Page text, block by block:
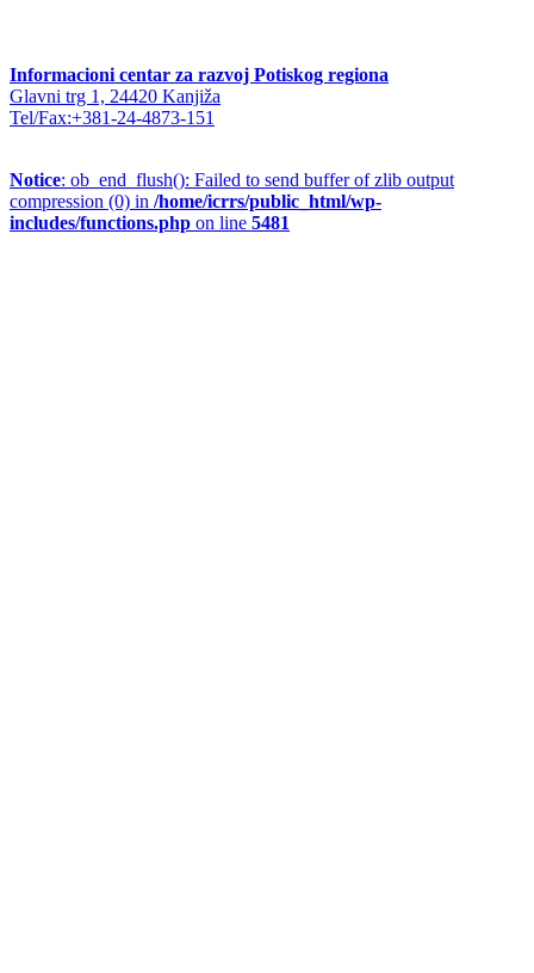
Informacioni centar za razvoj Potiskog regiona
Glavni trg 1, 24420 Kanjiža
Tel/Fax:+381-24-4873-151
Notice: ob_end_flush(): Failed to send buffer of zlib output
compression (0) in /home/icrrs/public_html/wp-
includes/functions.php on line 5481